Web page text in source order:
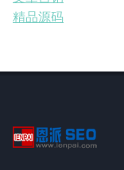
精品源码